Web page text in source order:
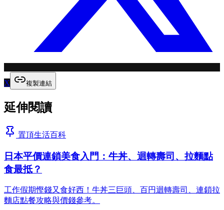
X 複製連結
延伸閱讀
置頂生活百科
日本平價連鎖美食入門：牛丼、迴轉壽司、拉麵點
食最抵？
工作假期慳錢又食好西！牛丼三巨頭、百円迴轉壽司、連鎖拉
麵店點餐攻略與價錢參考。